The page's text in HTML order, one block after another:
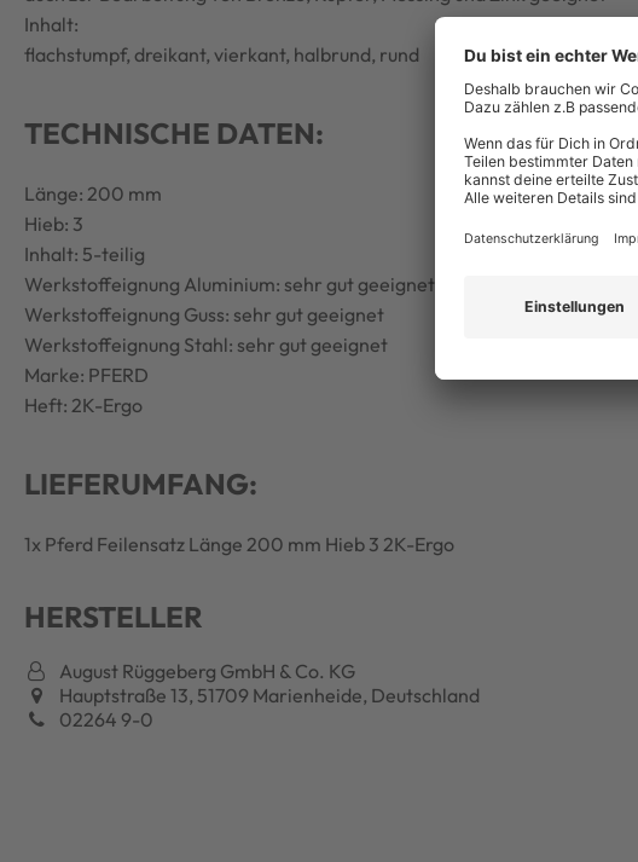
Inhalt:
flachstumpf, dreikant, vierkant, halbrund, rund
TECHNISCHE DATEN:
Länge: 200 mm
Hieb: 3
Inhalt: 5-teilig
Werkstoffeignung Aluminium: sehr gut geeignet
Werkstoffeignung Guss: sehr gut geeignet
Werkstoffeignung Stahl: sehr gut geeignet
Marke: PFERD
Heft: 2K-Ergo
LIEFERUMFANG:
1x Pferd Feilensatz Länge 200 mm Hieb 3 2K-Ergo
HERSTELLER
August Rüggeberg GmbH & Co. KG
Hauptstraße 13, 51709 Marienheide, Deutschland
02264 9-0